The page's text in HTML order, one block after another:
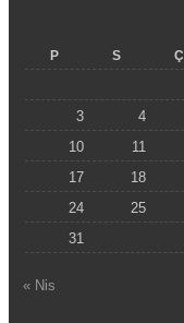
P S Ç
3
4
10
11
17
18
24
25
31
« Nis